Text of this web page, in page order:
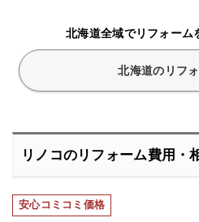
北海道全域でリフォーム
北海道のリフ
リノコのリフォーム費用・
安心コミコミ価格